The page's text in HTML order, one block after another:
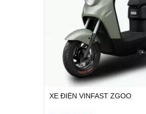
XE ĐIỆN VINFAST ZGOO